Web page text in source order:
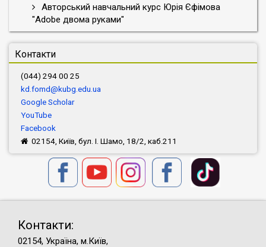
Авторський навчальний курс Юрія Єфімова
"Adobe двома руками"
Контакти
(044) 294 00 25
kd.fomd@kubg.edu.ua
Google Scholar
YouTube
Facebook
02154, Київ, бул. І. Шамо, 18/2, каб.211
Контакти:
02154, Україна, м.Київ,